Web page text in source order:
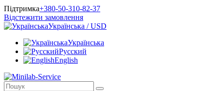
Підтримка+380-50-310-82-37
Відстежити замовлення
Українська / USD
Українська
Русский
English